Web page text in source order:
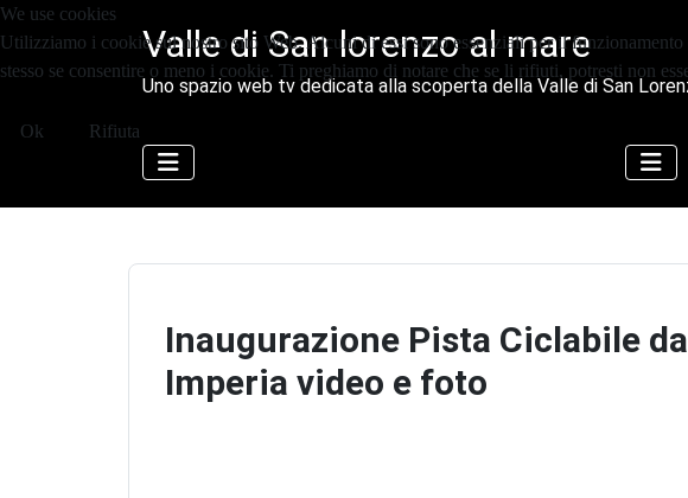
Valle di San lorenzo al mare
Uno spazio web tv dedicata alla scoperta della Valle di San
Inaugurazione Pista Ciclabile
Imperia video e foto
We use cookies
Utilizziamo i cookie sul nostro sito Web. Alcuni di essi sono essenziali per il
stesso se consentire o meno i cookie. Ti preghiamo di notare che se li rifiuti, potresti non
Ok Rifiuta